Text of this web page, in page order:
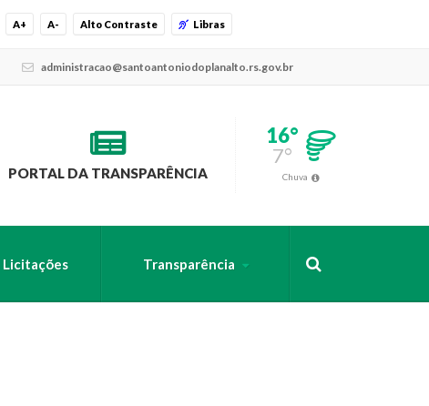
A+ A- Alto Contraste Libras
administracao@santoantoniodoplanalto.rs.gov.br
PORTAL DA TRANSPARÊNCIA
16°
7°
Chuva
Licitações Transparência